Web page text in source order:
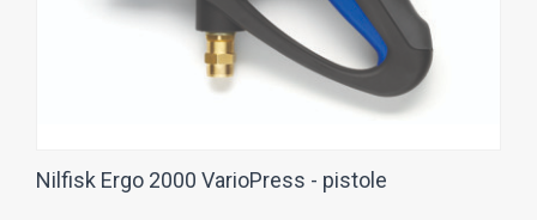
Nilfisk Ergo 2000 VarioPress - pistole